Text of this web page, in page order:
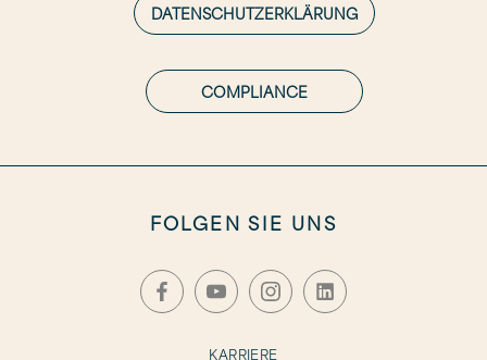
DATENSCHUTZERKLÄRUNG
COMPLIANCE
FOLGEN SIE UNS
KARRIERE